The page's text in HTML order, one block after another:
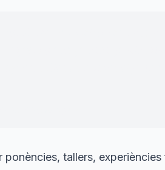
ponències, tallers,